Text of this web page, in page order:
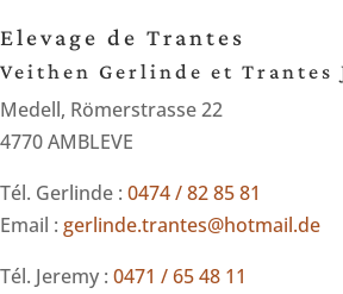
Elevage de Trantes
Veithen Gerlinde et Trantes
Medell, Römerstrasse 22
4770 AMBLEVE
Tél. Gerlinde : 0474 / 82 85 81
Email : gerlinde.trantes@hotmail.de
Tél. Jeremy : 0471 / 65 48 11